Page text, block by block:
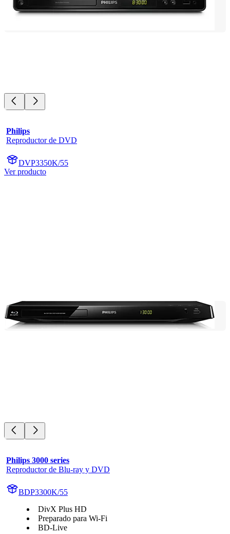
Philips
Reproductor de DVD
DVP3350K/55
Ver producto
Philips 3000 series
Reproductor de Blu-ray y DVD
BDP3300K/55
DivX Plus HD
Preparado para Wi-Fi
BD-Live